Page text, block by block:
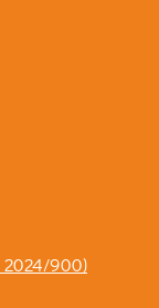
2024/900)